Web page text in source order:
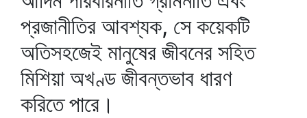
প্রজানীতির আবশ্যক, সে কয়েকটি
অতিসহজেই মানুষের জীবনের সহিত
মিশিয়া অখণ্ড জীবন্তভাব ধারণ
করিতে পারে।